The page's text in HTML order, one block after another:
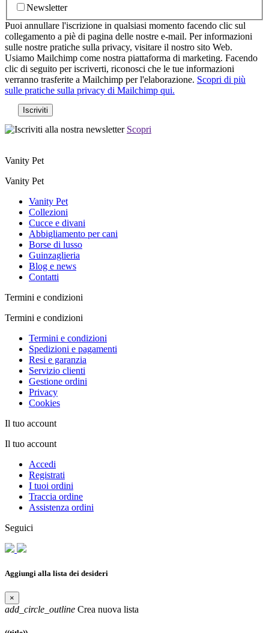
Newsletter
Puoi annullare l'iscrizione in qualsiasi momento facendo clic sul
collegamento a piè di pagina delle nostre e-mail. Per informazioni
sulle nostre pratiche sulla privacy, visitare il nostro sito Web.
Usiamo Mailchimp come nostra piattaforma di marketing. Facendo
clic di seguito per iscriverti, riconosci che le tue informazioni
verranno trasferite a Mailchimp per l'elaborazione. Scopri di più
sulle pratiche sulla privacy di Mailchimp qui.
Scopri
Vanity Pet
Vanity Pet
Vanity Pet
Collezioni
Cucce e divani
Abbigliamento per cani
Borse di lusso
Guinzaglieria
Blog e news
Contatti
Termini e condizioni
Termini e condizioni
Termini e condizioni
Spedizioni e pagamenti
Resi e garanzia
Servizio clienti
Gestione ordini
Privacy
Cookies
Il tuo account
Il tuo account
Accedi
Registrati
I tuoi ordini
Traccia ordine
Assistenza ordini
Seguici
Aggiungi alla lista dei desideri
×
add_circle_outline Crea nuova lista